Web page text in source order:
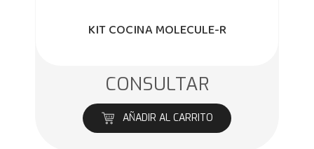
KIT COCINA MOLECULE-R
CONSULTAR
AÑADIR AL CARRITO